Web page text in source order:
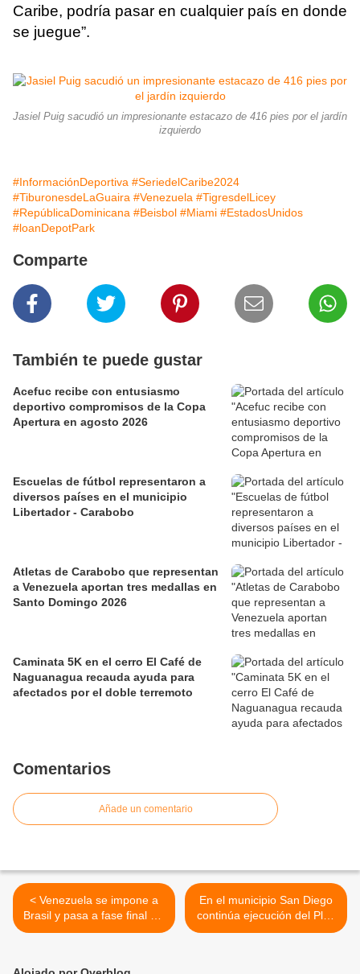
Caribe, podría pasar en cualquier país en donde
se juegue”.
Jasiel Puig sacudió un impresionante estacazo de 416 pies por el jardín
izquierdo
#InformaciónDeportiva #SeriedelCaribe2024
#TiburonesdeLaGuaira #Venezuela #TigresdelLicey
#RepúblicaDominicana #Beisbol #Miami #EstadosUnidos
#loanDepotPark
Comparte
También te puede gustar
Acefuc recibe con entusiasmo
deportivo compromisos de la Copa
Apertura en agosto 2026
Escuelas de fútbol representaron a
diversos países en el municipio
Libertador - Carabobo
Atletas de Carabobo que representan
a Venezuela aportan tres medallas en
Santo Domingo 2026
Caminata 5K en el cerro El Café de
Naguanagua recauda ayuda para
afectados por el doble terremoto
Comentarios
Añade un comentario
< Venezuela se impone a
Brasil y pasa a fase final del
Conmebol Preolímpico
En el municipio San Diego
continúa ejecución del Plan
Operativo Vial hacia